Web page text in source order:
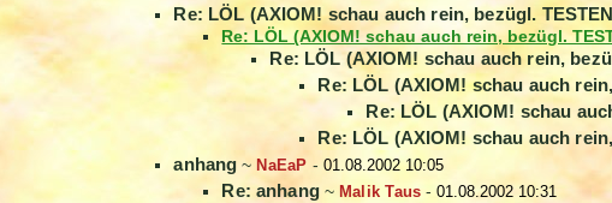
Re: LÖL (AXIOM! schau auch rein, bezügl.
Re: LÖL (AXIOM! schau auch rein, bezügl.
Re: LÖL (AXIOM! schau auch rein,
Re: LÖL (AXIOM! schau auch
Re: LÖL (AXIOM! schau
Re: LÖL (AXIOM! schau auch
anhang ~ NaEaP - 01.08.2002 10:05
Re: anhang~ Malik Taus -01.08.2002 10:31